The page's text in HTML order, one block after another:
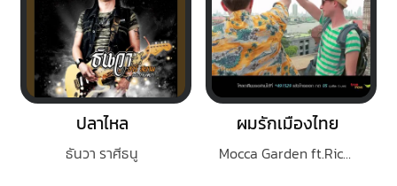
ปลาไหล
ธันวา ราศีธนู
ผมรักเมืองไทย
Mocca Garden ft.Rich reggae